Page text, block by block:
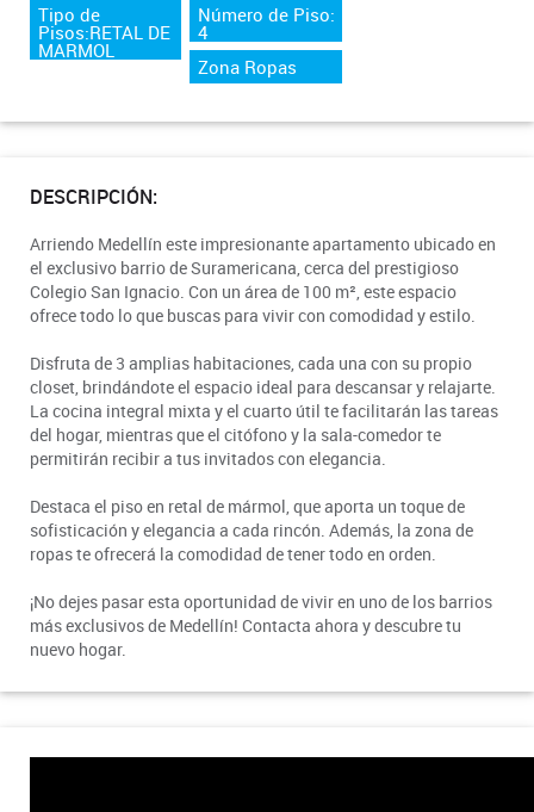
Tipo de
Pisos:RETAL DE
MARMOL
Número de Piso:
4
Zona Ropas
DESCRIPCIÓN:
Arriendo Medellín este impresionante apartamento ubicado en
el exclusivo barrio de Suramericana, cerca del prestigioso
Colegio San Ignacio. Con un área de 100 m², este espacio
ofrece todo lo que buscas para vivir con comodidad y estilo.
Disfruta de 3 amplias habitaciones, cada una con su propio
closet, brindándote el espacio ideal para descansar y relajarte.
La cocina integral mixta y el cuarto útil te facilitarán las tareas
del hogar, mientras que el citófono y la sala-comedor te
permitirán recibir a tus invitados con elegancia.
Destaca el piso en retal de mármol, que aporta un toque de
sofisticación y elegancia a cada rincón. Además, la zona de
ropas te ofrecerá la comodidad de tener todo en orden.
¡No dejes pasar esta oportunidad de vivir en uno de los barrios
más exclusivos de Medellín! Contacta ahora y descubre tu
nuevo hogar.